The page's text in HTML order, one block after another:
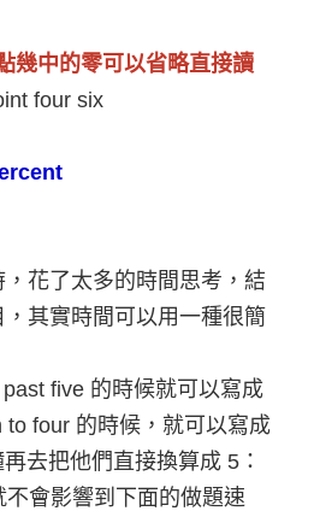
幾中的零可以省略直接讀
four six
花了太多的時間思考，結
其實時間可以用一種很簡
five 的時候就可以寫成
to four 的時候，就可以寫成
去把他們直接換算成 5：
會影響到下面的做題速